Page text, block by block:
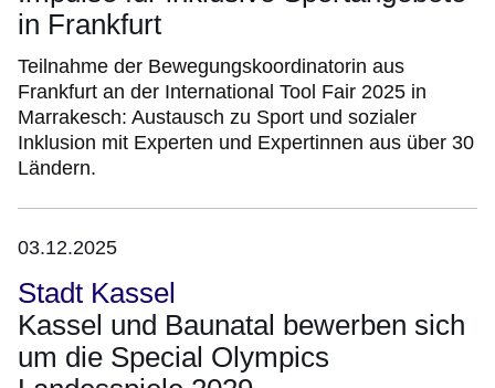
in Frankfurt
Teilnahme der Bewegungskoordinatorin aus
Frankfurt an der International Tool Fair 2025 in
Marrakesch: Austausch zu Sport und sozialer
Inklusion mit Experten und Expertinnen aus über 30
Ländern.
03.12.2025
Stadt Kassel
Kassel und Baunatal bewerben sich
um die Special Olympics